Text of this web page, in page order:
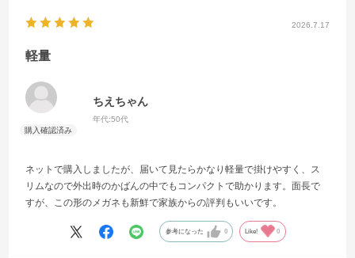
2026.7.17
軽量
ちえちゃん
年代:50代
ネットで購入しましたが、届いて見たらかなり軽量で掛けやすく、ス
リムなので外出時のかばんの中でもコンパクトで助かります。面長で
すが、この形のメガネも新鮮で家族からの評判もいいです。
参考になった 0 Like! 0